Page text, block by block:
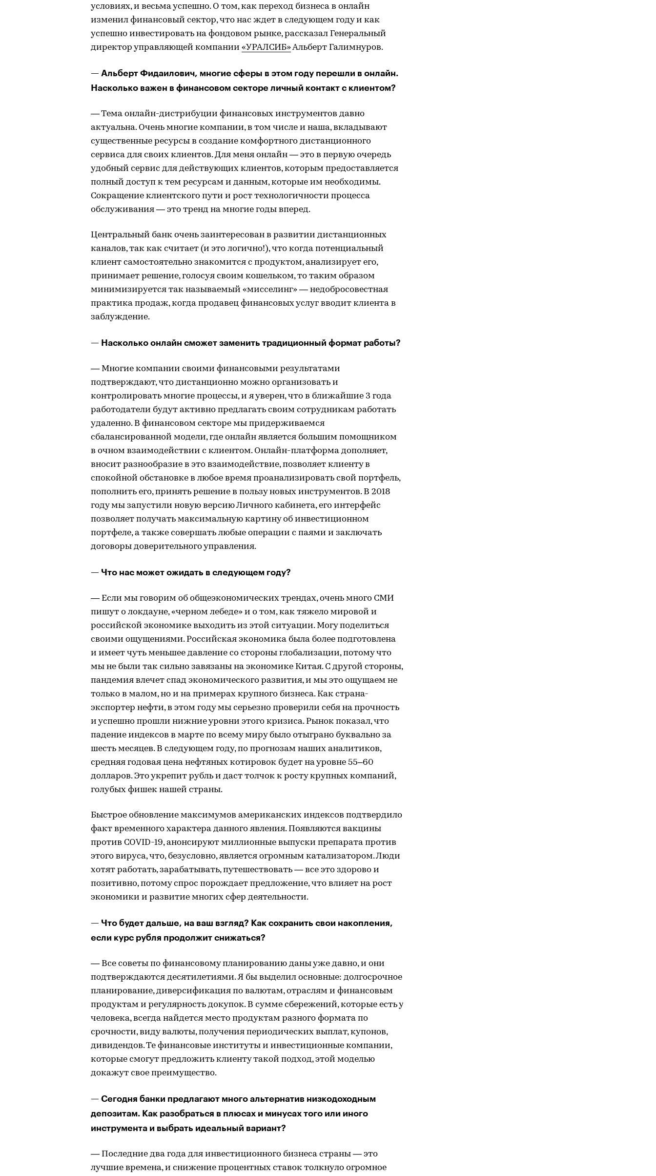
условиях, и весьма успешно. О том, как переход бизнеса в онлайн
изменил финансовый сектор, что нас ждет в следующем году и как
успешно инвестировать на фондовом рынке, рассказал Генеральный
директор управляющей компании «УРАЛСИБ»Альберт Галимнуров.
— Альберт Фидаилович, многие сферы в этом году перешли в онлайн.
Насколько важен в финансовом секторе личный контакт с клиентом?
— Тема онлайн-дистрибуции финансовых инструментов давно
актуальна. Очень многие компании, в том числе и наша, вкладывают
существенные ресурсы в создание комфортного дистанционного
сервиса для своих клиентов. Для меня онлайн — это в первую очередь
удобный сервис для действующих клиентов, которым предоставляется
полный доступ к тем ресурсам и данным, которые им необходимы.
Сокращение клиентского пути и рост технологичности процесса
обслуживания — это тренд на многие годы вперед.
Центральный банк очень заинтересован в развитии дистанционных
каналов, так как считает (и это логично!), что когда потенциальный
клиент самостоятельно знакомится с продуктом, анализирует его,
принимает решение, голосуя своим кошельком, то таким образом
минимизируется так называемый «мисселинг» — недобросовестная
практика продаж, когда продавец финансовых услуг вводит клиента в
заблуждение.
— Насколько онлайн сможет заменить традиционный формат работы?
— Многие компании своими финансовыми результатами
подтверждают, что дистанционно можно организовать и
контролировать многие процессы, и я уверен, что в ближайшие 3 года
работодатели будут активно предлагать своим сотрудникам работать
удаленно. В финансовом секторе мы придерживаемся
сбалансированной модели, где онлайн является большим помощником
в очном взаимодействии с клиентом. Онлайн-платформа дополняет,
вносит разнообразие в это взаимодействие, позволяет клиенту в
спокойной обстановке в любое время проанализировать свой портфель,
пополнить его, принять решение в пользу новых инструментов. В 2018
году мы запустили новую версию Личного кабинета, его интерфейс
позволяет получать максимальную картину об инвестиционном
портфеле, а также совершать любые операции с паями и заключать
договоры доверительного управления.
— Что нас может ожидать в следующем году?
— Если мы говорим об общеэкономических трендах, очень много СМИ
пишут о локдауне, «черном лебеде» и о том, как тяжело мировой и
российской экономике выходить из этой ситуации. Могу поделиться
своими ощущениями. Российская экономика была более подготовлена
и имеет чуть меньшее давление со стороны глобализации, потому что
мы не были так сильно завязаны на экономике Китая. С другой стороны,
пандемия влечет спад экономического развития, и мы это ощущаем не
только в малом, но и на примерах крупного бизнеса. Как страна-
экспортер нефти, в этом году мы серьезно проверили себя на прочность
и успешно прошли нижние уровни этого кризиса. Рынок показал, что
падение индексов в марте по всему миру было отыграно буквально за
шесть месяцев. В следующем году, по прогнозам наших аналитиков,
средняя годовая цена нефтяных котировок будет на уровне 55–60
долларов. Это укрепит рубль и даст толчок к росту крупных компаний,
голубых фишек нашей страны.
Быстрое обновление максимумов американских индексов подтвердило
факт временного характера данного явления. Появляются вакцины
против COVID-19, анонсируют миллионные выпуски препарата против
этого вируса, что, безусловно, является огромным катализатором. Люди
хотят работать, зарабатывать, путешествовать — все это здорово и
позитивно, потому спрос порождает предложение, что влияет на рост
экономики и развитие многих сфер деятельности.
— Что будет дальше, на ваш взгляд? Как сохранить свои накопления,
если курс рубля продолжит снижаться?
— Все советы по финансовому планированию даны уже давно, и они
подтверждаются десятилетиями. Я бы выделил основные: долгосрочное
планирование, диверсификация по валютам, отраслям и финансовым
продуктам и регулярность докупок. В сумме сбережений, которые есть у
человека, всегда найдется место продуктам разного формата по
срочности, виду валюты, получения периодических выплат, купонов,
дивидендов. Те финансовые институты и инвестиционные компании,
которые смогут предложить клиенту такой подход, этой моделью
докажут свое преимущество.
— Сегодня банки предлагают много альтернатив низкодоходным
депозитам. Как разобраться в плюсах и минусах того или иного
инструмента и выбрать идеальный вариант?
— Последние два года для инвестиционного бизнеса страны — это
лучшие времена, и снижение процентных ставок толкнуло огромное